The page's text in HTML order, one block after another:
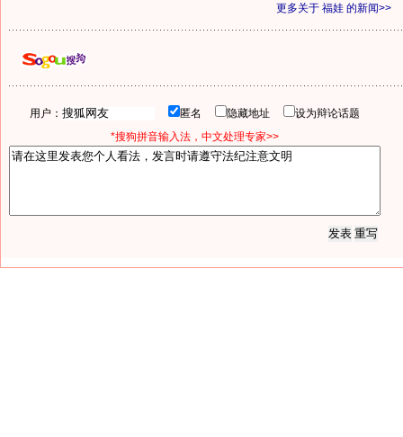
更多关于 福娃 的新闻>>
用户： 匿名 隐藏地址
设为辩论话题
*搜狗拼音输入法，中文处理专家>>